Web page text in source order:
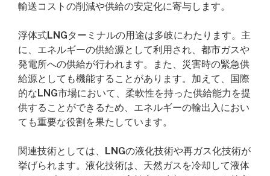
輸送コストの削減や供給の安定化に寄与します。
浮体式LNGターミナルの用途は多岐にわたります。主
に、エネルギーの供給源として利用され、都市ガスや
発電所への供給が行われます。また、災害時の緊急供
給源としても機能することがあります。加えて、国際
的なLNG市場において、柔軟性を持った供給能力を提
供することができるため、エネルギーの輸出入におい
ても重要な役割を果たしています。
関連技術としては、LNGの液化技術や再ガス化技術が
挙げられます。液化技術は、天然ガスを冷却して液体